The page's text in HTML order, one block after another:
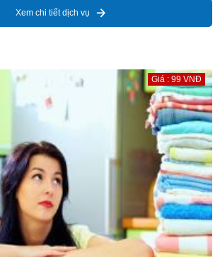
Xem chi tiết dịch vụ
Giá : 99 VNĐ